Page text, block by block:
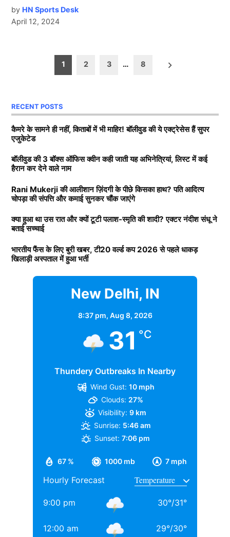
by HN Sports Desk
April 12, 2024
pagination
1 2 3 … 8
RECENT POSTS
कैमरे के सामने ही नहीं, किताबों में भी माहिर! बॉलीवुड की ये एक्ट्रेसेस हैं सुपर
एजुकेटेड
बॉलीवुड की 3 बॉक्स ऑफिस क्वीन कही जाती यह अभिनेत्रियां, लिस्ट में कई
हैरान कर देने वाले नाम
Rani Mukerji की आलीशान ज़िंदगी के पीछे किसका हाथ? पति आदित्य
चोपड़ा की संपत्ति और कमाई सुनकर चौंक जाएंगे
क्या हुआ था उस रात और क्यों टूटी पलाश-स्मृति की शादी? एक्टर नंदीश संधू ने
बताई सच्चाई
भारतीय फैंस के लिए बुरी खबर, टी20 वर्ल्ड कप 2026 से पहले धाकड़
खिलाड़ी अस्पताल में हुआ भर्ती
New Delhi, IN
8:37 pm, Aug 8, 2026
31 °C
Thundery Outbreaks In Nearby
67 % 1000 mb 7 mph
Wind Gust: 10 mph
Clouds: 27%
Visibility: 9 km
Sunrise: 5:46 am
Sunset: 7:06 pm
Hourly Forecast
9:00 pm 30°/31°
12:00 am 29°/30°